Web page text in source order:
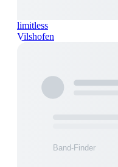
limitless
Vilshofen